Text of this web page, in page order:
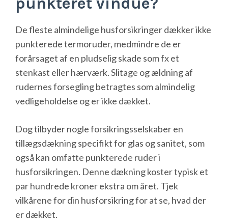
De fleste almindelige husforsikringer dækker ikke
punkterede termoruder, medmindre de er
forårsaget af en pludselig skade som fx et
stenkast eller hærværk. Slitage og ældning af
rudernes forsegling betragtes som almindelig
vedligeholdelse og er ikke dækket.
Dog tilbyder nogle forsikringsselskaber en
tillægsdækning specifikt for glas og sanitet, som
også kan omfatte punkterede ruder i
husforsikringen. Denne dækning koster typisk et
par hundrede kroner ekstra om året. Tjek
vilkårene for din husforsikring for at se, hvad der
er dækket.